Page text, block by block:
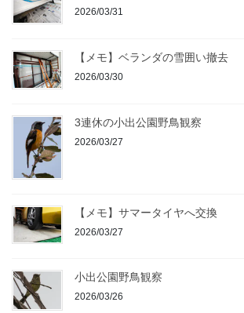
2026/03/31
【メモ】ベランダの雪囲い撤去
2026/03/30
3連休の小出公園野鳥観察
2026/03/27
【メモ】サマータイヤへ交換
2026/03/27
小出公園野鳥観察
2026/03/26